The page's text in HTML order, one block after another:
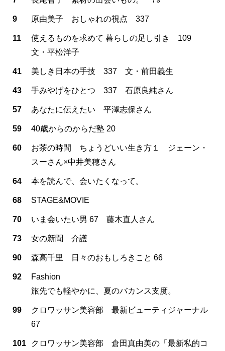
9 原由美子 おしゃれの視点 337
11
使えるものを求めて 暮らしの足し引き 109
文・平松洋子
41 美しき日本の手技 337 文・前田義生
43 手みやげをひとつ 337 石原良純さん
57 あなたに伝えたい 平澤志保さん
59 40歳からのからだ塾 20
60
お茶の時間 ちょうどいい生き方１ ジェーン・
スーさん×中井美穂さん
64 本を読んで、会いたくなって。
68 STAGE&MOVIE
70 いま会いたい男 67 藤木直人さん
73 女の新聞 介護
90 森高千里 日々のおもしろきこと 66
92
Fashion
旅先でも軽やかに、夏のバカンス支度。
99
クロワッサン美容部 最新ビューティジャーナル
67
101 クロワッサン美容部 倉田真由美の「最新私的コ